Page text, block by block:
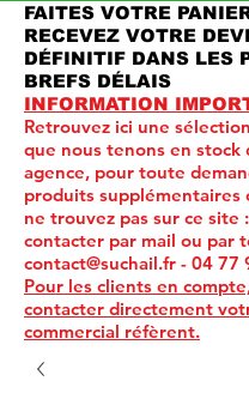
FAITES VOTRE
RECEVEZ VOTRE
DÉFINITIF DANS LES
BREFS DÉLAIS
INFORMATION
Retrouvez ici une
que nous tenons en stock
agence, pour toute
produits supplémentaires
ne trouvez pas sur ce site :
contacter par mail ou par
contact@suchail.fr - 04 77
Pour les clients en
contacter directement
commercial réfèrent.